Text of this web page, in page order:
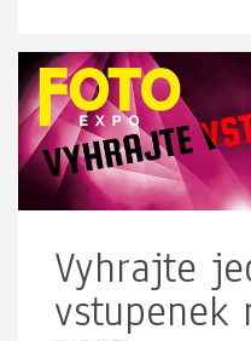
Vyhrajte
vstupenek